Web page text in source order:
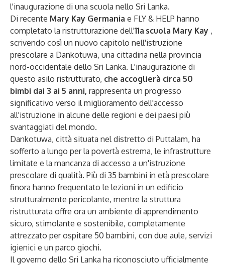
l'inaugurazione di una scuola nello Sri Lanka.
Di recente Mary Kay Germania e FLY & HELP hanno
completato la ristrutturazione dell'11a scuola Mary Kay ,
scrivendo così un nuovo capitolo nell'istruzione
prescolare a Dankotuwa, una cittadina nella provincia
nord-occidentale dello Sri Lanka. L'inaugurazione di
questo asilo ristrutturato, che accoglierà circa 50
bimbi dai 3 ai 5 anni, rappresenta un progresso
significativo verso il miglioramento dell'accesso
all'istruzione in alcune delle regioni e dei paesi più
svantaggiati del mondo.
Dankotuwa, città situata nel distretto di Puttalam, ha
sofferto a lungo per la povertà estrema, le infrastrutture
limitate e la mancanza di accesso a un'istruzione
prescolare di qualità. Più di 35 bambini in età prescolare
finora hanno frequentato le lezioni in un edificio
strutturalmente pericolante, mentre la struttura
ristrutturata offre ora un ambiente di apprendimento
sicuro, stimolante e sostenibile, completamente
attrezzato per ospitare 50 bambini, con due aule, servizi
igienici e un parco giochi.
Il governo dello Sri Lanka ha riconosciuto ufficialmente